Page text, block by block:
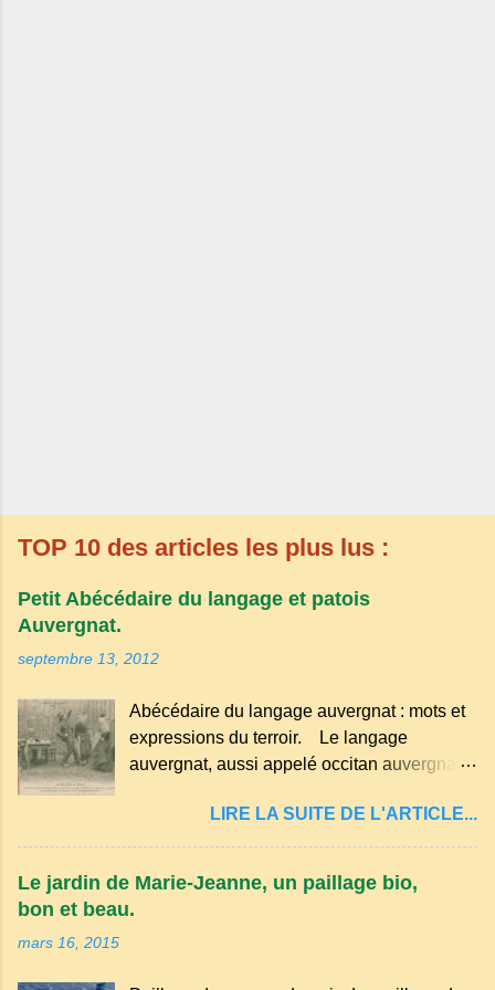
TOP 10 des articles les plus lus :
Petit Abécédaire du langage et patois
Auvergnat.
septembre 13, 2012
Abécédaire du langage auvergnat : mots et
expressions du terroir. Le langage
auvergnat, aussi appelé occitan auvergnat ,
principalement en Auvergne et dans
certaines parties du Massif central . Il
et est classé parmi les dialectes du nord-
LIRE LA SUITE DE L'ARTICLE...
Le jardin de Marie-Jeanne, un paillage bio,
bon et beau.
mars 16, 2015